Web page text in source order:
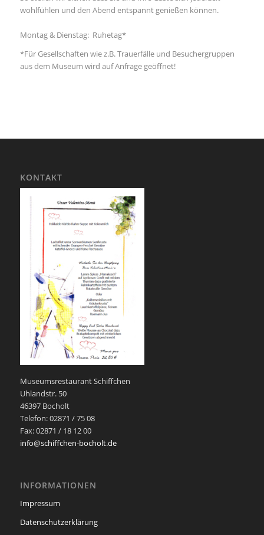
wohlfühlen und den Abend entspannt genießen können.
Montag & Dienstag: Ruhetag*
*Für Gesellschaften wie z.B. Trauerfälle und Besuchergruppen
aus dem Museum wird auf Anfrage geöffnet!
KONTAKT
Museumsrestaurant Schiffchen
Uhlandstr. 50
46397 Bocholt
Telefon: 02871 / 75 08
Fax: 02871 / 18 12 00
info@schiffchen-bocholt.de
INFORMATIONEN
Impressum
Datenschutzerklärung